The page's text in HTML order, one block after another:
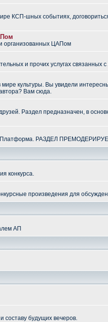
КСП-шных событиях,
организованных ЦАПом
и прочих услугах связанных
культуры. Вы увидели
Вам сюда.
Раздел предназначен, в
Платформа. РАЗДЕЛ
конкурса.
произведения для
АП
составу будущих вечеров.